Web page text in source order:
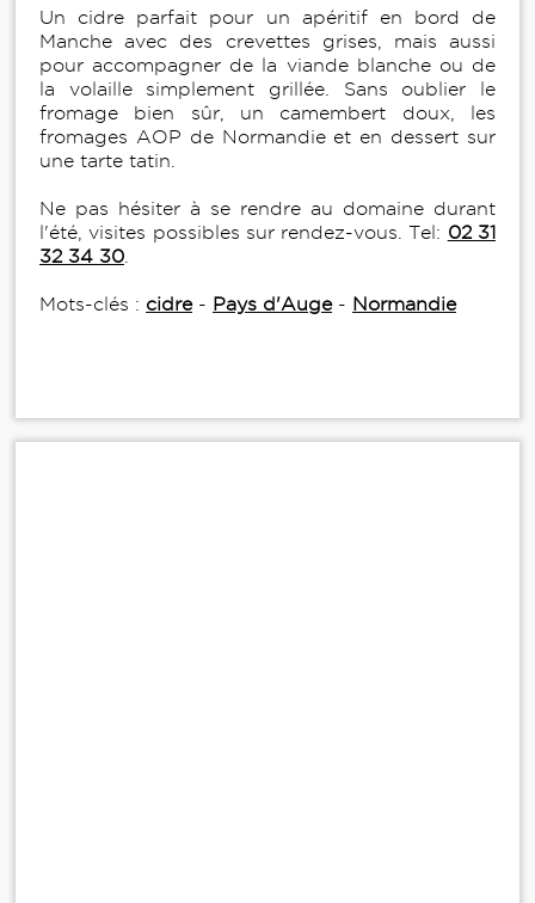
Un cidre parfait pour un apéritif en bord de
Manche avec des crevettes grises, mais aussi
pour accompagner de la viande blanche ou de
la volaille simplement grillée. Sans oublier le
fromage bien sûr, un camembert doux, les
fromages AOP de Normandie et en dessert sur
une tarte tatin.
Ne pas hésiter à se rendre au domaine durant
l'été, visites possibles sur rendez-vous. Tel: 02 31
32 34 30
Mots-clés : cidre- Pays d'Auge- Normandie